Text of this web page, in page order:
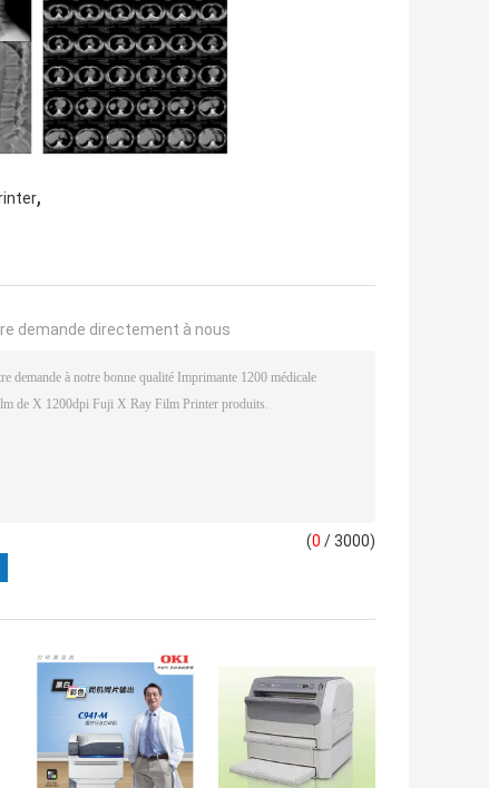
,
demande directement à nous
(0 / 3000)